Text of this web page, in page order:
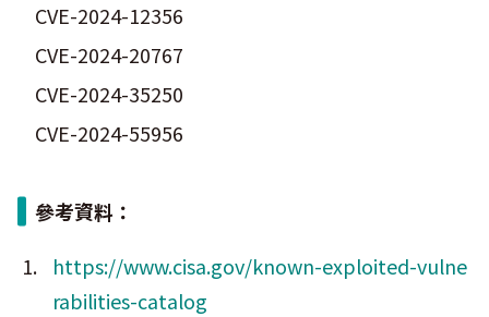
CVE-2024-12356
CVE-2024-20767
CVE-2024-35250
CVE-2024-55956
參考資料：
https://www.cisa.gov/known-exploited-vulne
rabilities-catalog